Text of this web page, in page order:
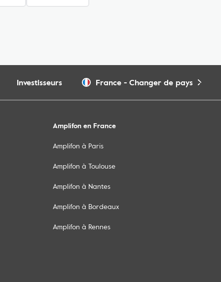
Investisseurs France - Changer de pays
Amplifon en France
Amplifon à Paris
Amplifon à Toulouse
Amplifon à Nantes
Amplifon à Bordeaux
Amplifon à Rennes